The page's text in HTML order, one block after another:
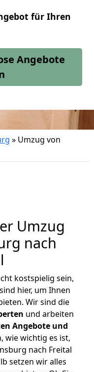
für Ihren
Angebote
» Umzug von
Umzug
nach
kostspielig sein,
hier, um Ihnen
Wir sind die
und arbeiten
Angebote und
wie wichtig es ist,
nach Freital
setzen wir alles